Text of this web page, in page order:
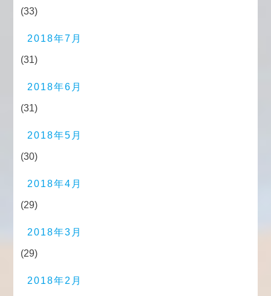
(33)
2018年7月
(31)
2018年6月
(31)
2018年5月
(30)
2018年4月
(29)
2018年3月
(29)
2018年2月